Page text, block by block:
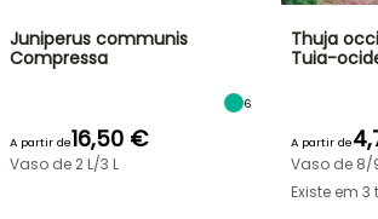
6
A partir de16,50 €
Vaso de 2 L/3 L
Thuja
Tuia-
A partir de
Vaso de 8/
Existe em